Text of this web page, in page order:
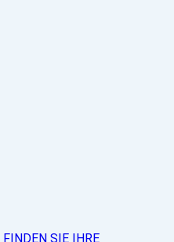
FINDEN SIE IHRE